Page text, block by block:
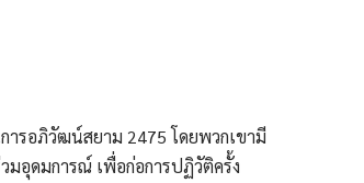
รอภิวัฒน์สยาม 2475 โดยพวกเขามี
มอุดมการณ์ เพื่อก่อการปฏิวัติครั้ง